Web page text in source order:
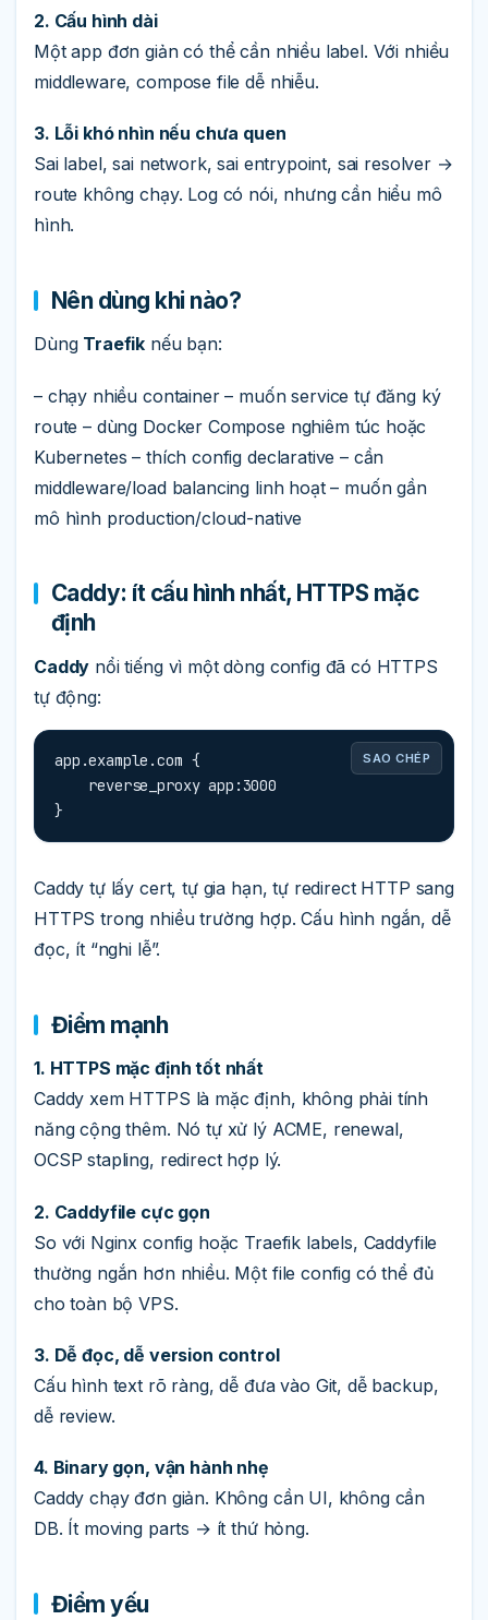
2. Cấu hình dài
Một app đơn giản có thể cần nhiều label. Với nhiều
middleware, compose file dễ nhiễu.
3. Lỗi khó nhìn nếu chưa quen
Sai label, sai network, sai entrypoint, sai resolver →
route không chạy. Log có nói, nhưng cần hiểu mô
hình.
Nên dùng khi nào?
Dùng Traefik nếu bạn:
– chạy nhiều container – muốn service tự đăng ký
route – dùng Docker Compose nghiêm túc hoặc
Kubernetes – thích config declarative – cần
middleware/load balancing linh hoạt – muốn gần
mô hình production/cloud-native
Caddy: ít cấu hình nhất, HTTPS mặc
định
Caddy nổi tiếng vì một dòng config đã có HTTPS
tự động:
SAO CHÉP
app.example.com {
}
Caddy tự lấy cert, tự gia hạn, tự redirect HTTP sang
HTTPS trong nhiều trường hợp. Cấu hình ngắn, dễ
đọc, ít “nghi lễ”.
Điểm mạnh
1. HTTPS mặc định tốt nhất
Caddy xem HTTPS là mặc định, không phải tính
năng cộng thêm. Nó tự xử lý ACME, renewal,
OCSP stapling, redirect hợp lý.
2. Caddyfile cực gọn
So với Nginx config hoặc Traefik labels, Caddyfile
thường ngắn hơn nhiều. Một file config có thể đủ
cho toàn bộ VPS.
3. Dễ đọc, dễ version control
Cấu hình text rõ ràng, dễ đưa vào Git, dễ backup,
dễ review.
4. Binary gọn, vận hành nhẹ
Caddy chạy đơn giản. Không cần UI, không cần
DB. Ít moving parts → ít thứ hỏng.
Điểm yếu